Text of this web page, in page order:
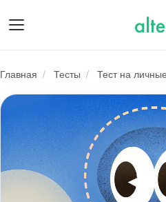
О нас
Подарочные
Психологам
Главная / Тесты / Тест на
Тест на личные